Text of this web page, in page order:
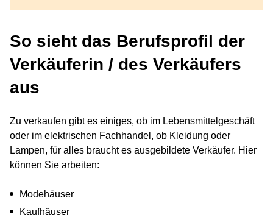
So sieht das Berufsprofil der
Verkäuferin / des Verkäufers
aus
Zu verkaufen gibt es einiges, ob im Lebensmittelgeschäft
oder im elektrischen Fachhandel, ob Kleidung oder
Lampen, für alles braucht es ausgebildete Verkäufer. Hier
können Sie arbeiten:
Modehäuser
Kaufhäuser